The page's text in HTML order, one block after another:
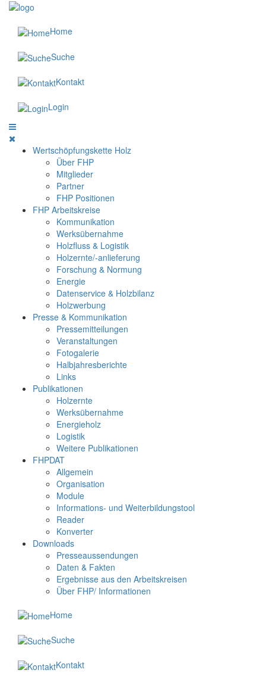
Home
Suche
Kontakt
Login
Wertschöpfungskette Holz
Über FHP
Mitglieder
Partner
FHP Positionen
FHP Arbeitskreise
Kommunikation
Werksübernahme
Holzfluss & Logistik
Holzernte/-anlieferung
Forschung & Normung
Energie
Datenservice & Holzbilanz
Holzwerbung
Presse & Kommunikation
Pressemitteilungen
Veranstaltungen
Fotogalerie
Halbjahresberichte
Links
Publikationen
Holzernte
Werksübernahme
Energieholz
Logistik
Weitere Publikationen
FHPDAT
Allgemein
Organisation
Module
Informations- und Weiterbildungstool
Reader
Konverter
Downloads
Presseaussendungen
Daten & Fakten
Ergebnisse aus den Arbeitskreisen
Über FHP/ Informationen
Home
Suche
Kontakt